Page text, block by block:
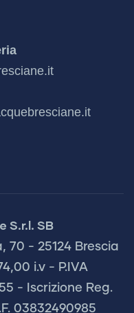
S.r.l. SB
70 - 25124 Brescia
i.v - P.IVA
- Iscrizione Reg.
03832490985